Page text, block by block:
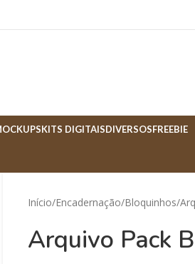
KITS DIGITAISDIVERSOSFREEBIE
Início Encadernação Bloquinhos
Arquivo Pack